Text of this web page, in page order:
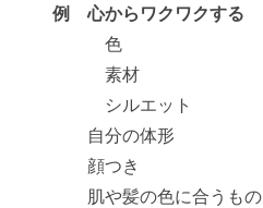
例 心からワクワクする
色
素材
シルエット
自分の体形
顔つき
肌や髪の色に合うもの